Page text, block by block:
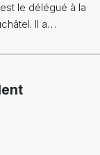
le délégué à la
Il a…